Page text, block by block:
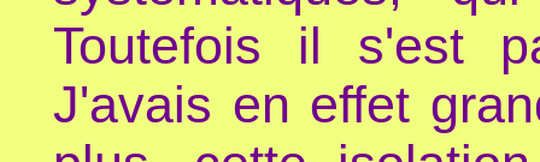
Toutefois il s'est
J'avais en effet